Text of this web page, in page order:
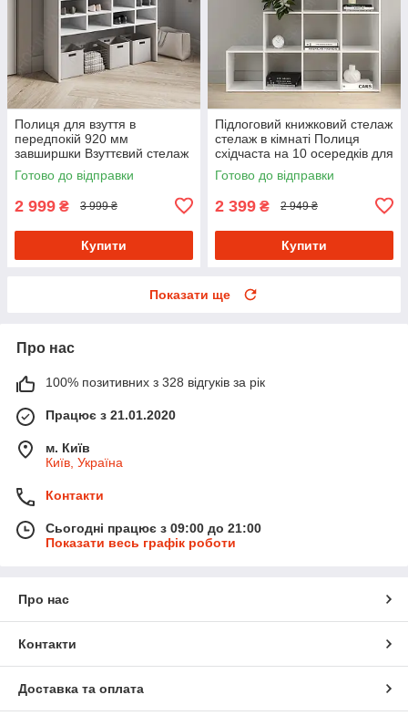
Полиця для взуття в
передпокій 920 мм
завширшки Взуттєвий стелаж
на 20 осередків із
Ламінованого ДСП
Готово до відправки
2 999 ₴ 3 999 ₴
Купити
Підлоговий книжковий стелаж
стелаж в кімнаті Полиця
східчаста на 10 осередків для
книг і квітів з ДСП
Готово до відправки
2 399 ₴ 2 949 ₴
Купити
Показати ще
Про нас
100% позитивних з 328 відгуків за рік
Працює з 21.01.2020
м. Київ
Київ, Україна
Контакти
Сьогодні працює з 09:00 до 21:00
Показати весь графік роботи
Про нас
Контакти
Доставка та оплата